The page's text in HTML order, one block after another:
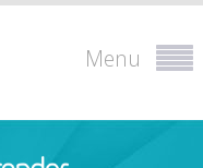
Menu